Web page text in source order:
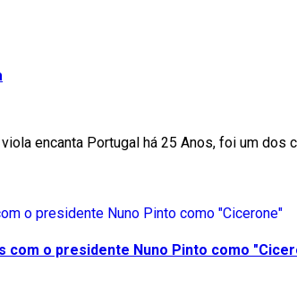
encanta Portugal há 25 Anos, foi um
com o presidente Nuno Pinto como